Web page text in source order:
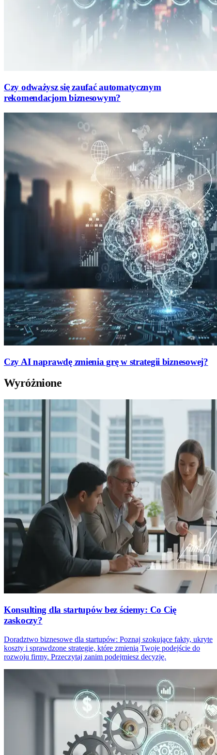
Czy odważysz się zaufać automatycznym
rekomendacjom biznesowym?
Czy AI naprawdę zmienia grę w strategii biznesowej?
Wyróżnione
Konsulting dla startupów bez ściemy: Co Cię
zaskoczy?
Doradztwo biznesowe dla startupów: Poznaj szokujące fakty, ukryte
koszty i sprawdzone strategie, które zmienią Twoje podejście do
rozwoju firmy. Przeczytaj zanim podejmiesz decyzję.